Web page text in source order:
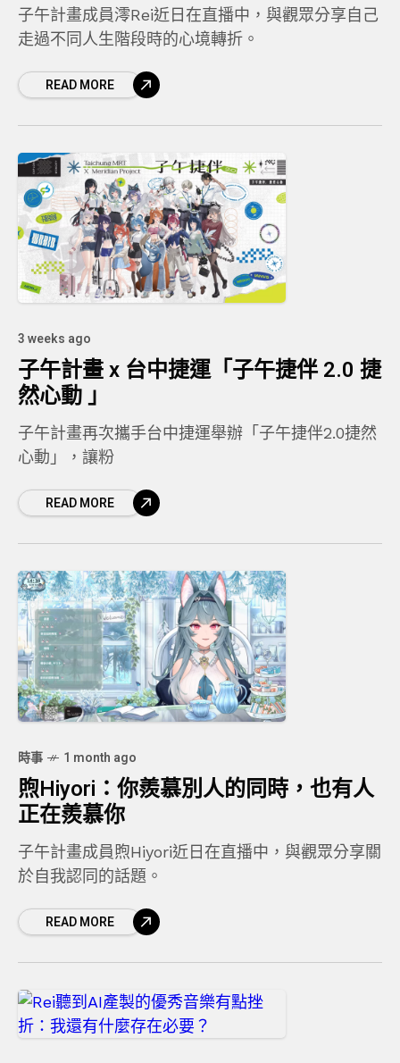
子午計畫成員澪Rei近日在直播中，與觀眾分享自己
走過不同人生階段時的心境轉折。
READ MORE
3 weeks ago
子午計畫 x 台中捷運「子午捷伴 2.0 捷
然心動 」
子午計畫再次攜手台中捷運舉辦「子午捷伴2.0捷然
心動」，讓粉
READ MORE
時事 1 month ago
煦Hiyori：你羨慕別人的同時，也有人
正在羨慕你
子午計畫成員煦Hiyori近日在直播中，與觀眾分享關
於自我認同的話題。
READ MORE